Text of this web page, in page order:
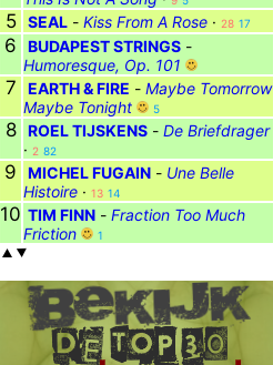
5 SEAL - Kiss From A Rose · 28 17
6 BUDAPEST STRINGS -
Humoresque, Op. 101
7 EARTH & FIRE - Maybe Tomorrow
Maybe Tonight
5
8 ROEL TIJSKENS - De Briefdrager
· 2 82
9 MICHEL FUGAIN - Une Belle
Histoire · 13 14
10 TIM FINN - Fraction Too Much
Friction
1